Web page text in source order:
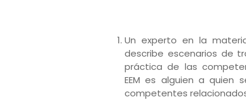
Un experto en la
describe escenarios de
práctica de las
EEM es alguien a quien
competentes